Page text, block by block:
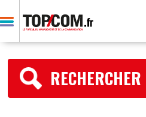
RECHERCHER